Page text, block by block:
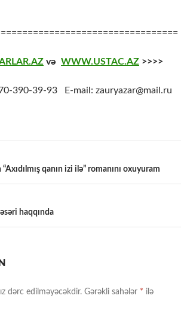
və WWW.USTAC.AZ >>>>
390-39-93 E-mail: zauryazar@mail.ru
qanın izi ilə” romanını oxuyuram
haqqında
dərc edilməyəcəkdir. Gərəkli sahələr * ilə